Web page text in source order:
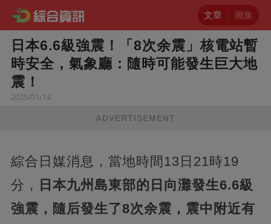
文章 圖集
日本6.6級強震！「8次余震」核電站暫
時安全，氣象廳：隨時可能發生巨大地
震！
2025/01/14
ADVERTISEMENT
綜合日媒消息，當地時間13日21時19
分，
日本九州島東部的日向灘發生6.6級
強震，隨后發生了8次余震，震中附近有